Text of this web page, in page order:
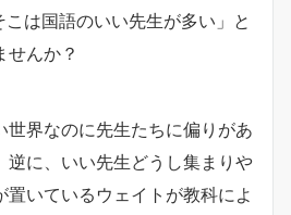
は国語のいい先生が多い」と
せんか？
世界なのに先生たちに偏りがあ
逆に、いい先生どうし集まりや
いているウェイトが教科によ